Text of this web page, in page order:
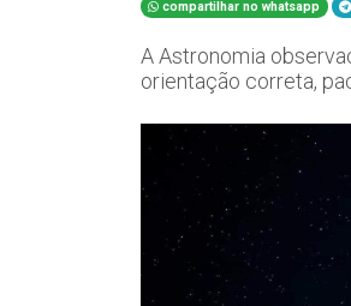
compartilhar no whatsapp
A Astronomia
orientação correta,